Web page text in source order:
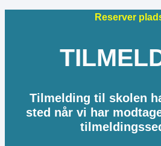
Reserver
Tilmelding til skolen
sted når vi har